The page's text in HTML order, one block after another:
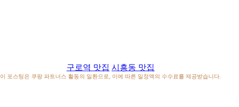
구로역 맛집 시흥동 맛집
이 포스팅은 쿠팡 파트너스 활동의 일환으로, 이에 따른 일정액의 수수료를 제공받습니다.